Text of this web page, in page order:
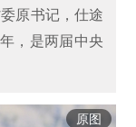
原书记，仕途
，是两届中央
原图